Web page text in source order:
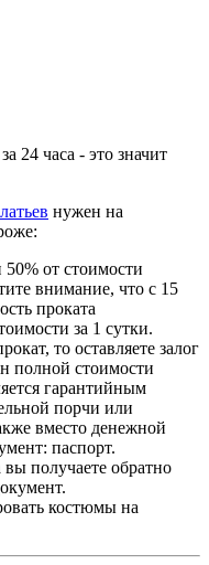
за 24 часа - это значит
нужен на
от стоимости
внимание, что с 15
проката
за 1 сутки.
то оставляете залог
полной стоимости
гарантийным
порчи или
вместо денежной
паспорт.
получаете обратно
костюмы на